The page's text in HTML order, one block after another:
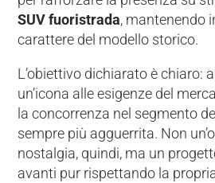
SUV fuoristrada, mantenendo
carattere del modello storico.
L’obiettivo dichiarato è chiaro:
un’icona alle esigenze del
la concorrenza nel segmento
sempre più agguerrita. Non
nostalgia, quindi, ma un
avanti pur rispettando la